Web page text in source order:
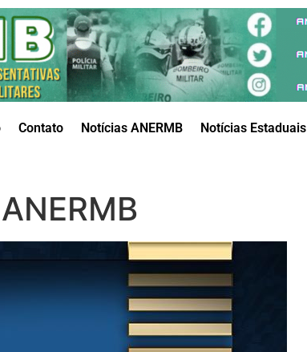
Contato Notícias ANERMB Notícias Estaduais